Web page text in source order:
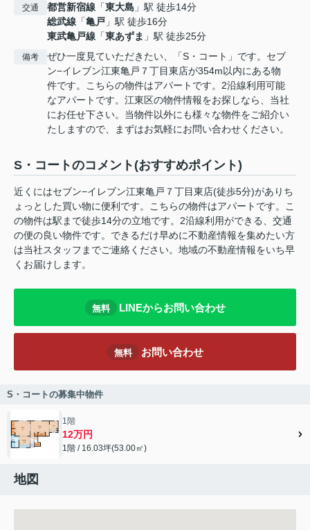
交通 都営新宿線 「東大島 」駅 徒歩14分
総武線 「亀戸 」駅 徒歩16分
東武亀戸線 「東あずま 」駅 徒歩25分
備考
ぜひ一度見ていただきたい、「S・コート」です。セブ
ン−イレブン江東亀戸７丁目東店が354m以内にある物
件です。こちらの物件はアパートです。2沿線利用可能
なアパートです。江東区の物件情報をお探しなら、当社
にお任せ下さい。当物件以外にも様々な物件をご紹介い
たしますので、まずはお気軽にお問い合わせください。
S・コートのコメント(おすすめポイント)
近くにはセブン−イレブン江東亀戸７丁目東店(徒歩5分)がありち
ょっとした買い物に便利です。こちらの物件はアパートです。こ
の物件は駅まで徒歩14分の立地です。2沿線利用ができる、交通
の便の良い物件です。できるだけ早めに不動産情報を集めたい方
は当社スタッフまでご連絡ください。地域の不動産情報をいち早
くお届けします。
無料 LINEからお問い合わせ
無料 お問い合わせ
S・コートの募集中物件
1階
12万円
1階 / 16.03坪(53.00㎡)
地図